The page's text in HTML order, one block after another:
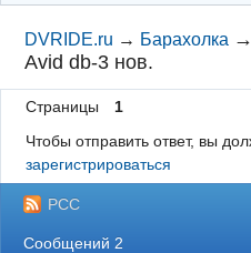
Вход
DVRIDE.ru → Барахолка →
Avid db-3 нов.
Страницы
1
Чтобы отправить ответ, вы
зарегистрироваться
РСС
Сообщений 2